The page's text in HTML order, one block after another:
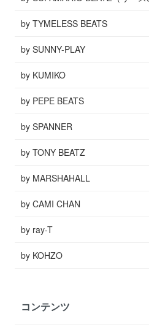
by TYMELESS BEATS
by SUNNY-PLAY
by KUMIKO
by PEPE BEATS
by SPANNER
by TONY BEATZ
by MARSHAHALL
by CAMI CHAN
by ray-T
by KOHZO
コンテンツ